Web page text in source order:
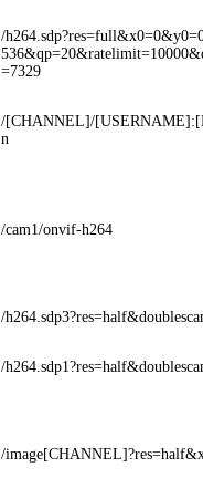
/
=7329
/[CHANNEL]/
n
/cam1/onvif-h264
/
/
/